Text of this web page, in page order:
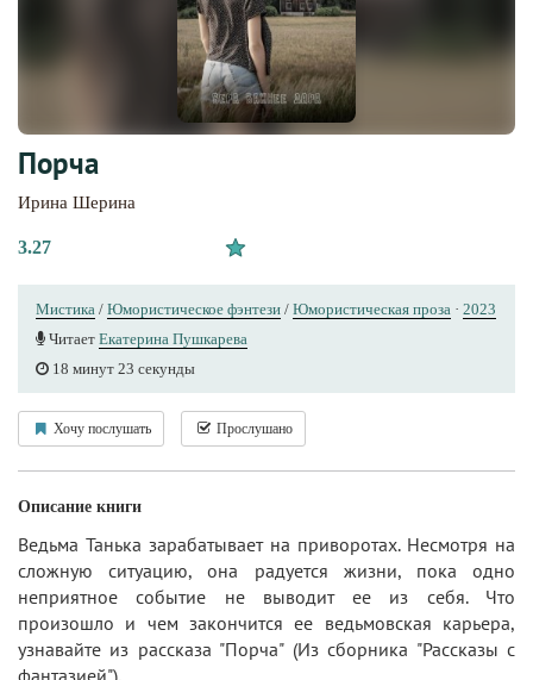
Порча
Ирина Шерина
3.27
Мистика / Юмористическое фэнтези / Юмористическая проза · 2023
Читает Екатерина Пушкарева
18 минут 23 секунды
Хочу послушать Прослушано
Описание книги
Ведьма Танька зарабатывает на приворотах. Несмотря на
сложную ситуацию, она радуется жизни, пока одно
неприятное событие не выводит ее из себя. Что
произошло и чем закончится ее ведьмовская карьера,
узнавайте из рассказа "Порча" (Из сборника "Рассказы с
фантазией").